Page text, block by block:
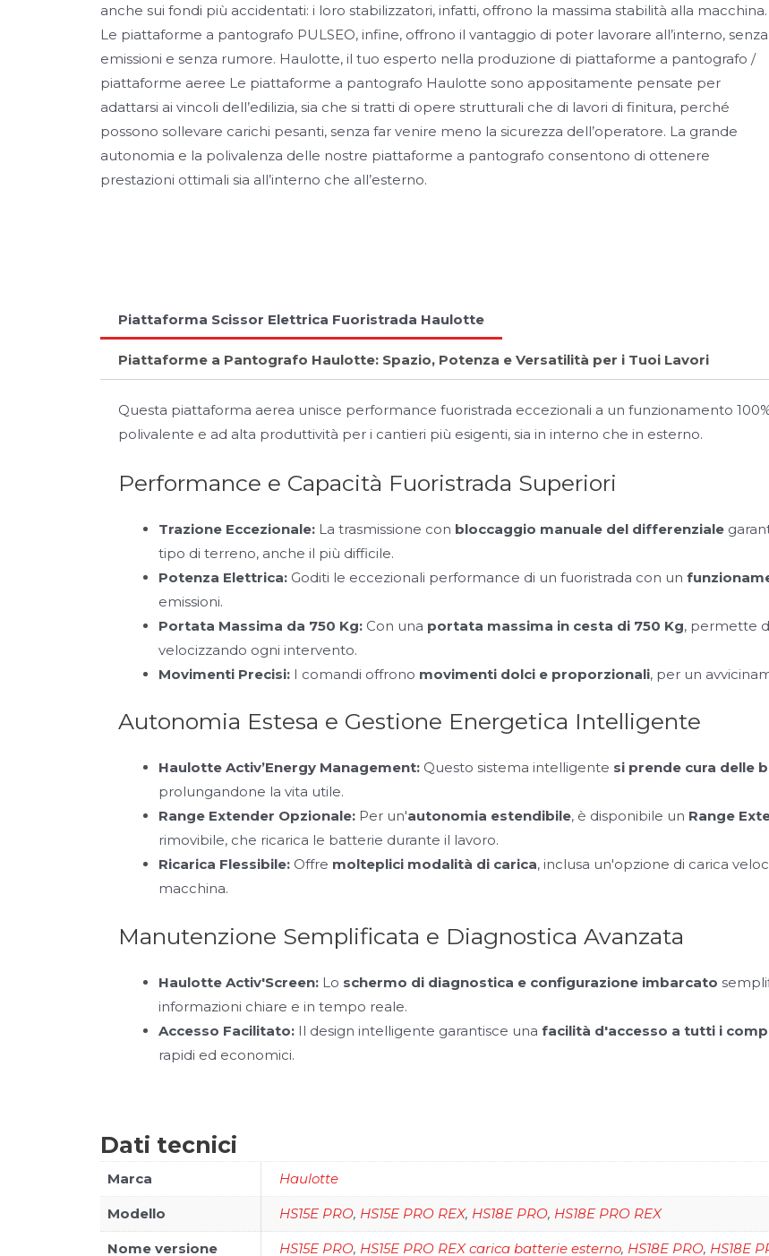
anche sui fondi più accidentati: i loro stabilizzatori, infatti, offrono la massima stabilità alla macchina.
Le piattaforme a pantografo PULSEO, infine, offrono il vantaggio di poter lavorare all’interno, senza
emissioni e senza rumore. Haulotte, il tuo esperto nella produzione di piattaforme a pantografo /
piattaforme aeree Le piattaforme a pantografo Haulotte sono appositamente pensate per
adattarsi ai vincoli dell’edilizia, sia che si tratti di opere strutturali che di lavori di finitura, perché
possono sollevare carichi pesanti, senza far venire meno la sicurezza dell’operatore. La grande
autonomia e la polivalenza delle nostre piattaforme a pantografo consentono di ottenere
prestazioni ottimali sia all’interno che all’esterno.
Piattaforma Scissor Elettrica Fuoristrada Haulotte
Piattaforme a Pantografo Haulotte: Spazio, Potenza e Versatilità per i Tuoi Lavori
Questa piattaforma aerea unisce performance fuoristrada eccezionali a un funzionamento
polivalente e ad alta produttività per i cantieri più esigenti, sia in interno che in esterno.
Performance e Capacità Fuoristrada Superiori
Trazione Eccezionale: La trasmissione con bloccaggio manuale del differenziale
tipo di terreno, anche il più difficile.
Potenza Elettrica: Goditi le eccezionali performance di un fuoristrada con un
emissioni.
Portata Massima da 750 Kg: Con una portata massima in cesta di 750 Kg, permette
velocizzando ogni intervento.
Movimenti Precisi: I comandi offrono movimenti dolci e proporzionali, per un
Autonomia Estesa e Gestione Energetica Intelligente
Haulotte Activ’Energy Management: Questo sistema intelligente si prende cura delle
prolungandone la vita utile.
Range Extender Opzionale: Per un'autonomia estendibile, è disponibile un Range
rimovibile, che ricarica le batterie durante il lavoro.
Ricarica Flessibile: Offre molteplici modalità di carica, inclusa un'opzione di carica
macchina.
Manutenzione Semplificata e Diagnostica Avanzata
Haulotte Activ'Screen: Lo schermo di diagnostica e configurazione imbarcato
informazioni chiare e in tempo reale.
Accesso Facilitato: Il design intelligente garantisce una facilità d'accesso a tutti i
rapidi ed economici.
Dati tecnici
Marca Haulotte
Modello HS15E PRO, HS15E PRO REX, HS18E PRO, HS18E PRO REX
Nome versione HS15E PRO, HS15E PRO REX carica batterie esterno, HS18E PRO, HS18E